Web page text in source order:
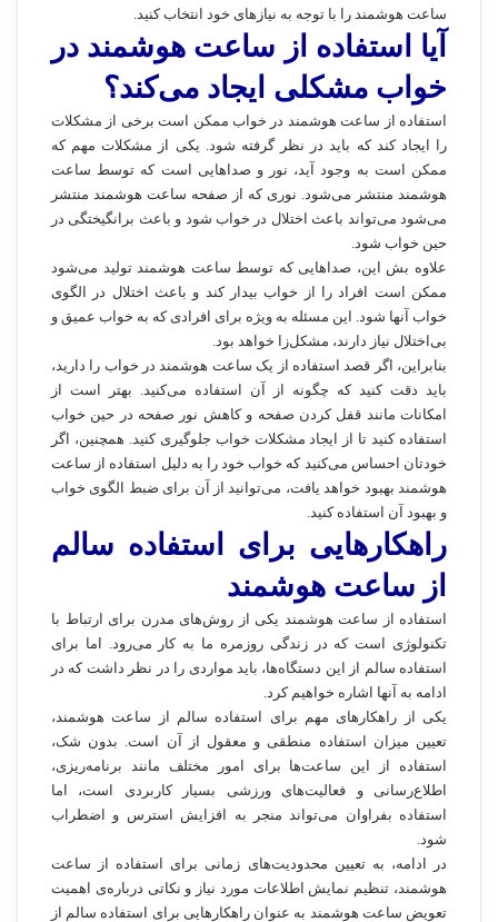
ساعت هوشمند را با توجه به نیازهای خود انتخاب کنید.
آیا استفاده از ساعت هوشمند در
خواب مشکلی ایجاد می‌کند؟
استفاده از ساعت هوشمند در خواب ممکن است برخی از مشکلات
را ایجاد کند که باید در نظر گرفته شود. یکی از مشکلات مهم که
ممکن است به وجود آید، نور و صداهایی است که توسط ساعت
هوشمند منتشر می‌شود. نوری که از صفحه ساعت هوشمند منتشر
می‌شود می‌تواند باعث اختلال در خواب شود و باعث برانگیختگی در
حین خواب شود.
علاوه بش این، صداهایی که توسط ساعت هوشمند تولید می‌شود
ممکن است افراد را از خواب بیدار کند و باعث اختلال در الگوی
خواب آنها شود. این مسئله به ویژه برای افرادی که به خواب عمیق و
بی‌اختلال نیاز دارند، مشکل‌زا خواهد بود.
بنابراین، اگر قصد استفاده از یک ساعت هوشمند در خواب را دارید،
باید دقت کنید که چگونه از آن استفاده می‌کنید. بهتر است از
امکانات مانند قفل کردن صفحه و کاهش نور صفحه در حین خواب
استفاده کنید تا از ایجاد مشکلات خواب جلوگیری کنید. همچنین، اگر
خودتان احساس می‌کنید که خواب خود را به دلیل استفاده از ساعت
هوشمند بهبود خواهد یافت، می‌توانید از آن برای ضبط الگوی خواب
و بهبود آن استفاده کنید.
راهکارهایی برای استفاده سالم
از ساعت هوشمند
استفاده از ساعت هوشمند یکی از روش‌های مدرن برای ارتباط با
تکنولوژی است که در زندگی روزمره ما به کار می‌رود. اما برای
استفاده سالم از این دستگاه‌ها، باید مواردی را در نظر داشت که در
ادامه به آنها اشاره خواهیم کرد.
یکی از راهکارهای مهم برای استفاده سالم از ساعت هوشمند،
تعیین میزان استفاده منطقی و معقول از آن است. بدون شک،
استفاده از این ساعت‌ها برای امور مختلف مانند برنامه‌ریزی،
اطلاع‌رسانی و فعالیت‌های ورزشی بسیار کاربردی است، اما
استفاده بفراوان می‌تواند منجر به افزایش استرس و اضطراب
شود.
در ادامه، به تعیین محدودیت‌های زمانی برای استفاده از ساعت
هوشمند، تنظیم نمایش اطلاعات مورد نیاز و نکاتی درباره‌ی اهمیت
تعویض ساعت هوشمند به عنوان راهکارهایی برای استفاده سالم از